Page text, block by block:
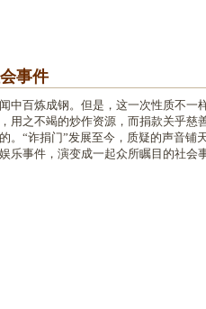
事件
百炼成钢。但是，这一次性质不一
用之不竭的炒作资源，而捐款关乎慈
。“诈捐门”发展至今，质疑的声音铺
乐事件，演变成一起众所瞩目的社会